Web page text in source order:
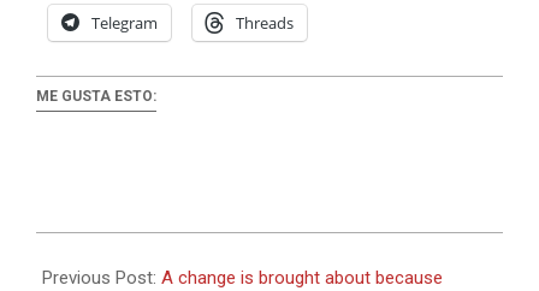
Telegram Threads
ME GUSTA ESTO:
01-
Previous Post: A change is brought about because